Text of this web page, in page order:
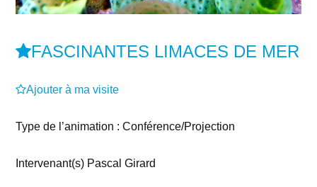
FASCINANTES LIMACES DE MER
Ajouter à ma visite
Type de l’animation : Conférence/Projection
Intervenant(s) Pascal Girard